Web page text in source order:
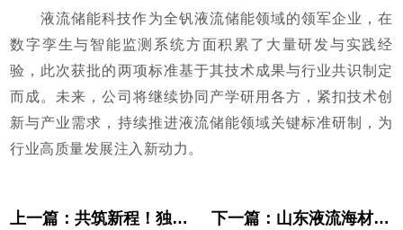
液流储能科技作为全钒液流储能领域的领军企业，在
数字孪生与智能监测系统方面积累了大量研发与实践经
验，此次获批的两项标准基于其技术成果与行业共识制定
而成。未来，公司将继续协同产学研用各方，紧扣技术创
新与产业需求，持续推进液流储能领域关键标准研制，为
行业高质量发展注入新动力。
上一篇：共筑新程！独角鲸能源与天恩能源携手共建山东省最大混合储能电站 下一篇： 山东液流海材料科技有限公司亮相2025中国国际化工展，展示全钒电解液创新实力